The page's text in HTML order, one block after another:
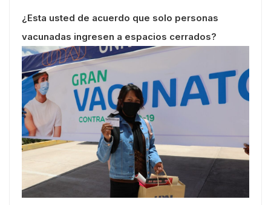
¿Esta usted de acuerdo que solo personas
vacunadas ingresen a espacios cerrados?